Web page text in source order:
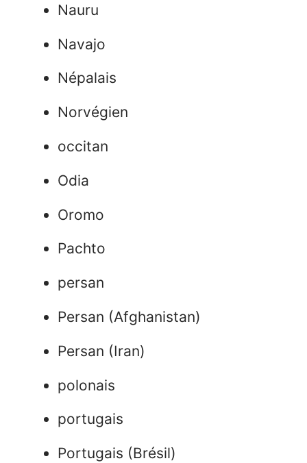
Nauru
Navajo
Népalais
Norvégien
occitan
Odia
Oromo
Pachto
persan
Persan (Afghanistan)
Persan (Iran)
polonais
portugais
Portugais (Brésil)